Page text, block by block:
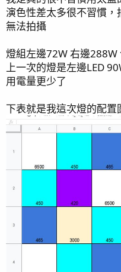
藍倒吊x1
紅海騎士x1
合計21隻
魚隻檢疫缸、軟體緩衝缸
魚隻檢疫缸尺寸
軟體緩衝缸(缸中缸)
約30公升水量
合計150公升
演色性差太多很不習慣
無法拍攝
燈組左邊72W 右邊288W
上一次的燈是左邊LED
用電量更少了
下表就是我這次燈的配置